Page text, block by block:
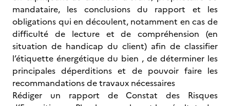
mandataire, les conclusions du rapport et les
obligations qui en découlent, notamment en cas de
difficulté de lecture et de compréhension (en
situation de handicap du client) afin de classifier
l’étiquette énergétique du bien , de déterminer les
principales déperditions et de pouvoir faire les
recommandations de travaux nécessaires
Rédiger un rapport de Constat des Risques